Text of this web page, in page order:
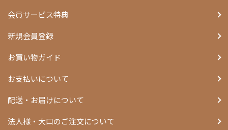
会員サービス特典
新規会員登録
お買い物ガイド
お支払いについて
配送・お届けについて
法人様・大口のご注文について